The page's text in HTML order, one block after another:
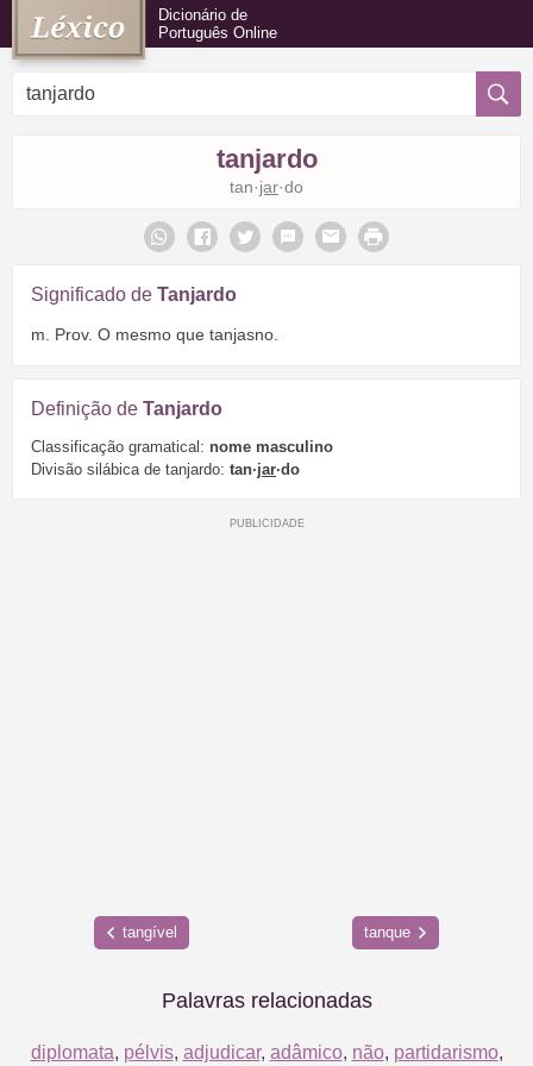
Dicionário de
Português Online
tanjardo
tan·jar·do
Significado de Tanjardo
m. Prov. O mesmo que tanjasno.
Definição de Tanjardo
Classificação gramatical: nome masculino
Divisão silábica de tanjardo: tan·jar·do
tangível tanque
Palavras relacionadas
diplomata, pélvis, adjudicar, adâmico, não, partidarismo,